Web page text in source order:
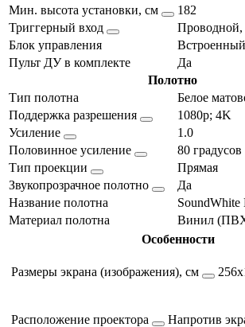
Мин. высота установки, см
182
Триггерный вход
Проводной,
Блок управления
Встроенный
Пульт ДУ в комплекте
Да
Полотно
Тип полотна
Белое
Поддержка разрешения
1080p; 4K
Усиление
1.0
Половинное усиление
80 градусов
Тип проекции
Прямая
Звукопрозрачное полотно
Да
Название полотна
Материал полотна
Винил
Особенности
Размеры экрана (изображения), см
Расположение проектора Напротив